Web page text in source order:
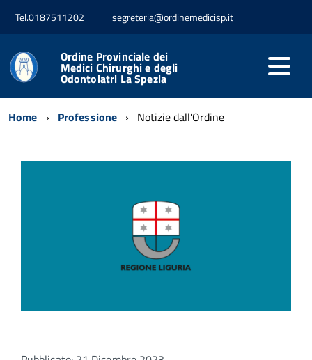
Tel.0187511202 segreteria@ordinemedicisp.it
Ordine Provinciale dei
Medici Chirurghi e degli
Odontoiatri La Spezia
Home Professione Notizie dall'Ordine